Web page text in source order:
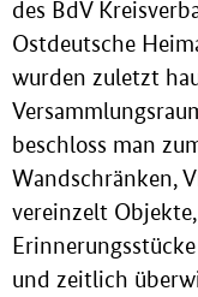
des BdV
Ostdeutsche
wurden zuletzt
beschloss man
Wandschränken,
vereinzelt
und zeitlich